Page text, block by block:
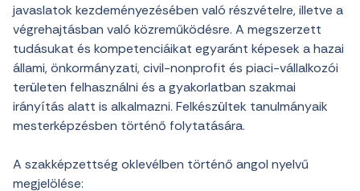
javaslatok kezdeményezésében való részvételre, illetve a
végrehajtásban való közreműködésre. A megszerzett
tudásukat és kompetenciáikat egyaránt képesek a hazai
állami, önkormányzati, civil-nonprofit és piaci-vállalkozói
területen felhasználni és a gyakorlatban szakmai
irányítás alatt is alkalmazni. Felkészültek tanulmányaik
mesterképzésben történő folytatására.
A szakképzettség oklevélben történő angol nyelvű
megjelölése: